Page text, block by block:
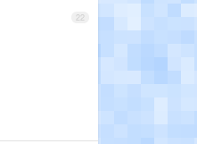
22